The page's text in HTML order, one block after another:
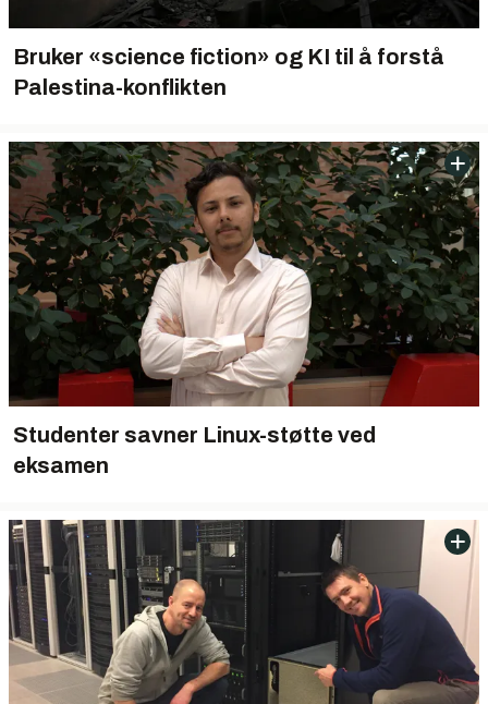
Bruker «science fiction» og KI til å forstå
Palestina-konflikten
Studenter savner Linux-støtte ved
eksamen